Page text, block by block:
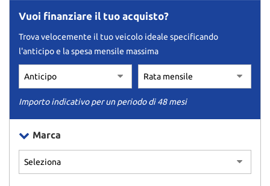
Vuoi finanziare il tuo acquisto?
Trova velocemente il tuo veicolo ideale specificando
l'anticipo e la spesa mensile massima
Importo indicativo per un periodo di 48 mesi
Marca